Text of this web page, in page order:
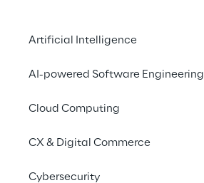
Artificial Intelligence
AI-powered Software Engineering
Cloud Computing
CX & Digital Commerce
Cybersecurity
Dokumenten der
Gewöhnlich